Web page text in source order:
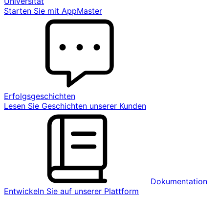
Starten Sie mit AppMaster
Erfolgsgeschichten
Lesen Sie Geschichten unserer Kunden
Dokumentation
Entwickeln Sie auf unserer Plattform